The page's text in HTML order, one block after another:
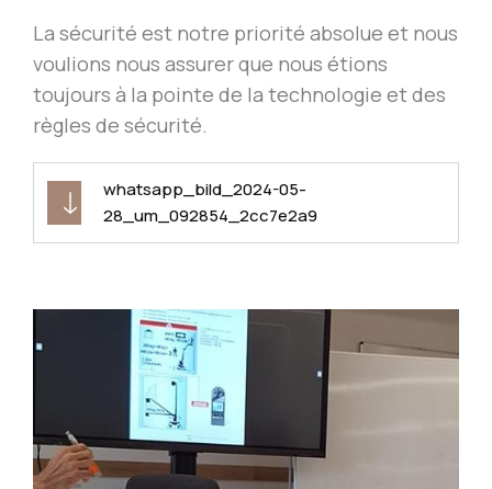
La sécurité est notre priorité absolue et nous
voulions nous assurer que nous étions
toujours à la pointe de la technologie et des
règles de sécurité.
whatsapp_bild_2024-05-
28_um_092854_2cc7e2a9